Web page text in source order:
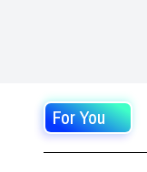
For You